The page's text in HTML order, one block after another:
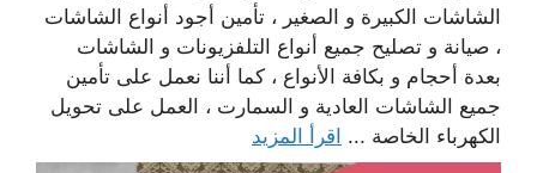
الشاشات الكبيرة و الصغير ، تأمين أجود أنواع الشاشات
، صيانة و تصليح جميع أنواع التلفزيونات و الشاشات
بعدة أحجام و بكافة الأنواع ، كما أننا نعمل على تأمين
جميع الشاشات العادية و السمارت ، العمل على تحويل
الكهرباء الخاصة ... اقرأ المزيد